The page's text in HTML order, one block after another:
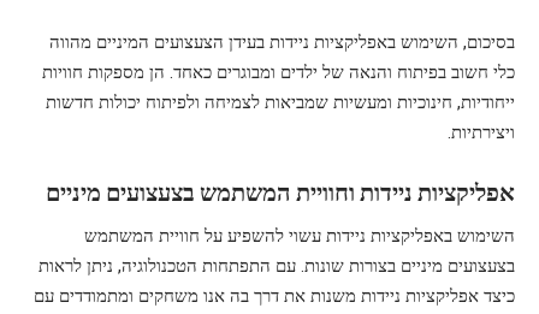
בסיכום, השימוש באפליקציות ניידות בעידן הצעצועים המיניים מהווה
כלי חשוב בפיתוח והנאה של ילדים ומבוגרים כאחד. הן מספקות חוויות
ייחודיות, חינוכיות ומעשיות שמביאות לצמיחה ולפיתוח יכולות חדשות
ויצירתיות.
אפליקציות ניידות וחוויית המשתמש בצעצועים מיניים
השימוש באפליקציות ניידות עשוי להשפיע על חוויית המשתמש
בצעצועים מיניים בצורות שונות. עם התפתחות הטכנולוגיה, ניתן לראות
כיצד אפליקציות ניידות משנות את דרך בה אנו משחקים ומתמודדים עם